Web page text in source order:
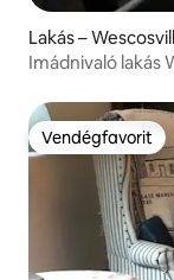
Lakás –
Imádnivaló lakás
Vendégfavorit
Vendégfavorit